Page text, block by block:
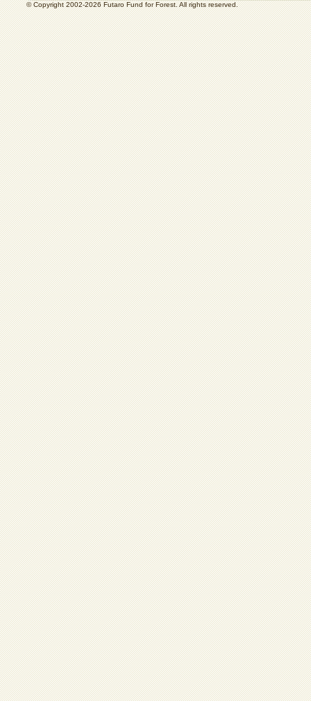
© Copyright 2002-2026 Futaro Fund for Forest. All rights reserved.